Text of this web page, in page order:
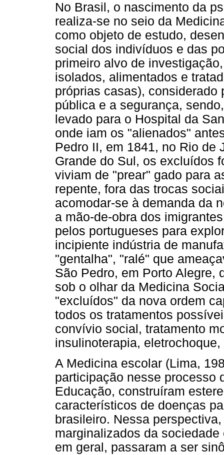
No Brasil, o nascimento da
realiza-se no seio da
como objeto de estudo,
social dos indivíduos e das
primeiro alvo de
isolados, alimentados e
próprias casas), considerado
pública e a segurança,
levado para o Hospital da
onde iam os "alienados"
Pedro II, em 1841, no Rio de
Grande do Sul, os excluídos
viviam de "prear" gado para
repente, fora das trocas
acomodar-se à demanda da
a mão-de-obra dos
pelos portugueses para
incipiente indústria de
"gentalha", "ralé" que
São Pedro, em Porto Alegre,
sob o olhar da Medicina
"excluídos" da nova ordem
todos os tratamentos
convívio social, tratamento
insulinoterapia,
A Medicina escolar (Lima,
participação nesse processo
Educação, construíram
característicos de doenças
brasileiro. Nessa
marginalizados da
em geral, passaram a ser